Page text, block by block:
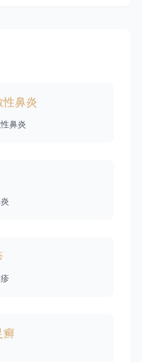
性鼻炎
鼻炎
癣